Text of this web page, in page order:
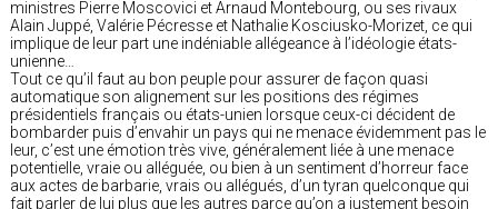
ministres Pierre Moscovici et Arnaud Montebourg, ou ses rivaux
Alain Juppé, Valérie Pécresse et Nathalie Kosciusko-Morizet, ce qui
implique de leur part une indéniable allégeance à l’idéologie états-
unienne…
Tout ce qu’il faut au bon peuple pour assurer de façon quasi
automatique son alignement sur les positions des régimes
présidentiels français ou états-unien lorsque ceux-ci décident de
bombarder puis d’envahir un pays qui ne menace évidemment pas le
leur, c’est une émotion très vive, généralement liée à une menace
potentielle, vraie ou alléguée, ou bien à un sentiment d’horreur face
aux actes de barbarie, vrais ou allégués, d’un tyran quelconque qui
fait parler de lui plus que les autres parce qu’on a justement besoin